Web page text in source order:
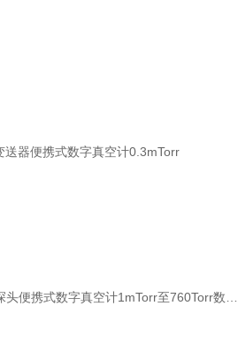
器便携式数字真空计0.3mTorr